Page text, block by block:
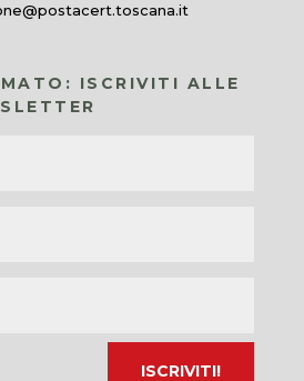
ISCRIVITI ALLE